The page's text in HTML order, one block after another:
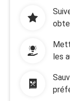
les